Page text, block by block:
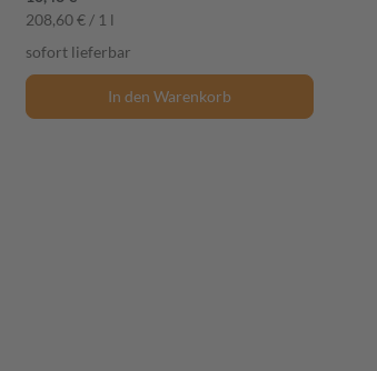
208,60 € / 1 l
sofort lieferbar
In den Warenkorb